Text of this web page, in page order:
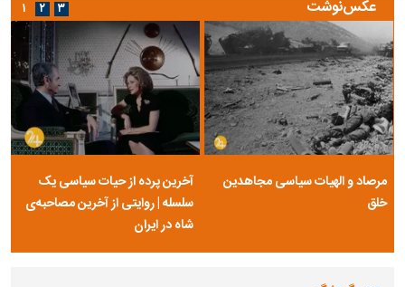
عکس‌نوشت
مرصاد و الهیات سیاسی مجاهدین
خلق
آخرین پرده از حیات سیاسی یک
سلسله | روایتی از آخرین مصاحبه‌ی
شاه در ایران
۱ ۲ ۳